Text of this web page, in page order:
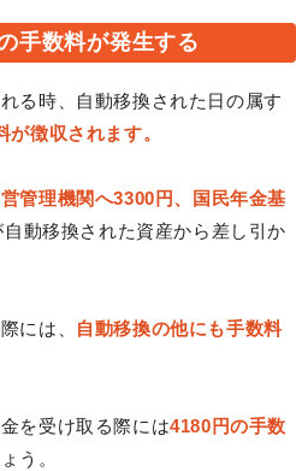
手数料が発生する
る時、自動移換された日の属す
徴収されます。
管理機関へ3300円、国民年金基
自動移換された資産から差し引か
には、
自動移換の他にも手数料
を受け取る際には4180円の手数
う。